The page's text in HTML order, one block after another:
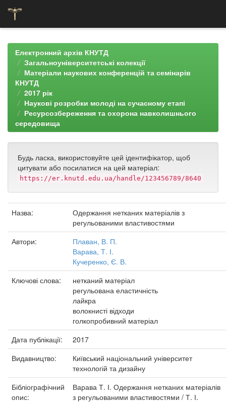
navigationЕлектронний архів КНУТД
Загальноуніверситетські колекції
Матеріали наукових конференцій та семінарів
КНУТД
2017 рік
Наукові розробки молоді на сучасному етапі
Ресурсозбереження та охорона навколишнього
середовища
Будь ласка, використовуйте цей ідентифікатор, щоб
цитувати або посилатися на цей матеріал:
https://er.knutd.edu.ua/handle/123456789/8640
Назва:
Одержання нетканих матеріалів з
регульованими властивостями
Автори:
Плаван, В. П.
Варава, Т. І.
Кучеренко, Є. В.
Ключові слова:
нетканий матеріал
регульована еластичність
лайкра
волокнисті відходи
голкопробивний матеріал
Дата публікації:
2017
Видавництво:
Київський національний університет
технологій та дизайну
Бібліографічний
опис:
Варава Т. І. Одержання нетканих матеріалів
з регульованими властивостями / Т. І.